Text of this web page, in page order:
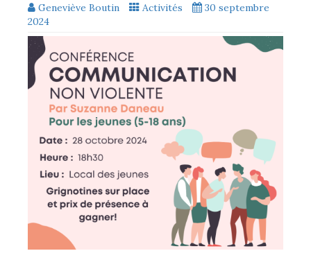
Geneviève Boutin Activités
30 septembre
2024